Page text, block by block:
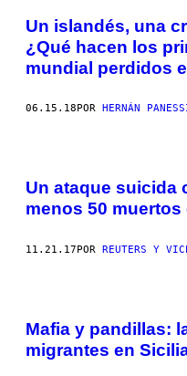
Un islandés, una
¿Qué hacen los
mundial perdidos
06.15.18 POR HERNÁN
Un ataque suicida
menos 50 muertos
11.21.17POR REUTERS Y
Mafia y pandillas:
migrantes en